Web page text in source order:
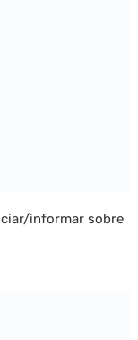
informar sobre